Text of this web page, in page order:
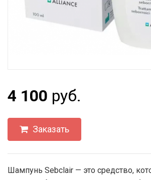
4 100 руб.
Заказать
Шампунь Sebclair — это средство,